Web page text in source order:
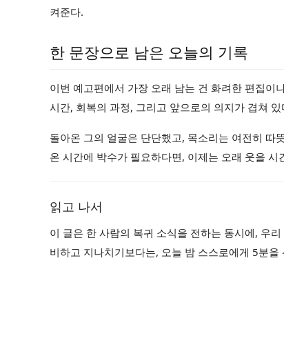
켜준다.
한 문장으로 남은 오늘의 기록
이번 예고편에서 가장 오래 남는 건 화려한 편집이
시간, 회복의 과정, 그리고 앞으로의 의지가 겹쳐 있
돌아온 그의 얼굴은 단단했고, 목소리는 여전히 따
온 시간에 박수가 필요하다면, 이제는 오래 웃을
읽고 나서
이 글은 한 사람의 복귀 소식을 전하는 동시에, 우
비하고 지나치기보다는, 오늘 밤 스스로에게 5분